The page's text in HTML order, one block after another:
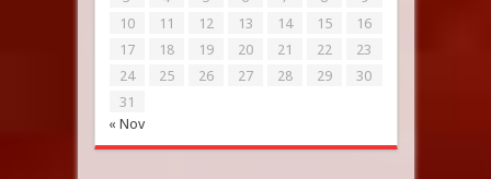
« Nov
10
11 12 13 14 15
16
17
18 19 20 21 22
23
24
25 26 27 28 29
30
31